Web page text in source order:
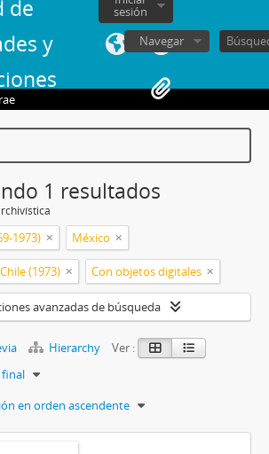
de
y
sesión
Navegar
1 resultados
1973) México
(1973) Con objetos digitales
avanzadas de búsqueda
Hierarchy
Ver :
final
en orden ascendente